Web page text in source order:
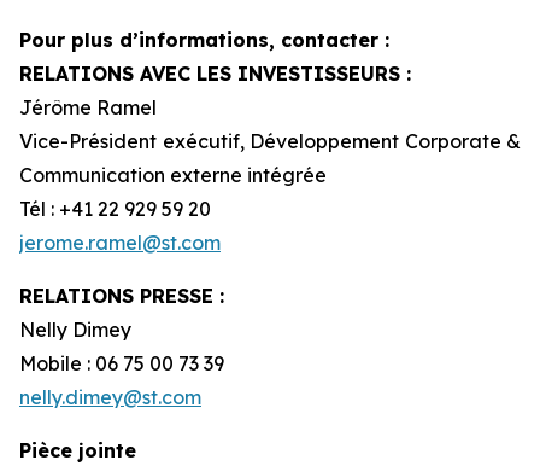
Pour plus d’informations, contacter :
RELATIONS AVEC LES INVESTISSEURS :
Jérôme Ramel
Vice-Président exécutif, Développement Corporate &
Communication externe intégrée
Tél : +41 22 929 59 20
jerome.ramel@st.com
RELATIONS PRESSE :
Nelly Dimey
Mobile : 06 75 00 73 39
nelly.dimey@st.com
Pièce jointe